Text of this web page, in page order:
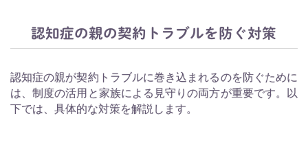
認知症の親の契約トラブルを防ぐ対策
認知症の親が契約トラブルに巻き込まれるのを防ぐために
は、制度の活用と家族による見守りの両方が重要です。以
下では、具体的な対策を解説します。